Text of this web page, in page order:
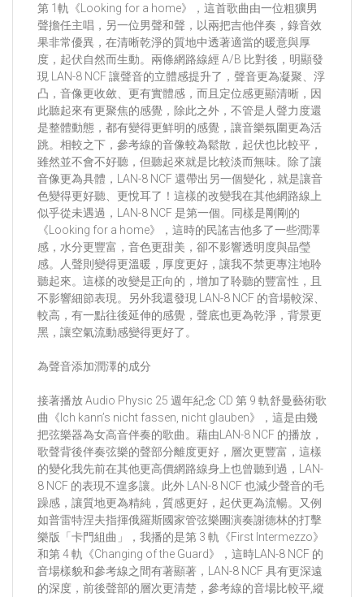
第 1軌《Looking for a home》，這首歌曲由一位粗獷男
聲擔任主唱，另一位男聲和聲，以兩把吉他伴奏，錄音效
果非常優異，在清晰乾淨的質地中透著適當的暖意與厚
度，起伏自然而生動。兩條網路線經 A/B 比對後，明顯發
現 LAN-8 NCF 讓聲音的立體感提升了，聲音更為凝聚、浮
凸，音像更收斂、更有實體感，而且定位感更顯清晰，因
此聽起來有更聚焦的感覺，除此之外，不管是人聲力度還
是整體動態，都有變得更鮮明的感覺，讓音樂氛圍更為活
跳。相較之下，參考線的音像較為鬆散，起伏也比較平，
雖然並不會不好聽，但聽起來就是比較淡而無味。除了讓
音像更為具體，LAN-8 NCF 還帶出另一個變化，就是讓音
色變得更好聽、更悅耳了！這樣的改變我在其他網路線上
似乎從未遇過，LAN-8 NCF 是第一個。同樣是剛剛的
《Looking for a home》，這時的民謠吉他多了一些潤澤
感，水分更豐富，音色更甜美，卻不影響透明度與晶瑩
感。人聲則變得更溫暖，厚度更好，讓我不禁更專注地聆
聽起來。這樣的改變是正向的，增加了聆聽的豐富性，且
不影響細節表現。另外我還發現 LAN-8 NCF 的音場較深、
較高，有一點往後延伸的感覺，聲底也更為乾淨，背景更
黑，讓空氣流動感變得更好了。
為聲音添加潤澤的成分
接著播放 Audio Physic 25 週年紀念 CD 第 9 軌舒曼藝術歌
曲《Ich kann’s nicht fassen, nicht glauben》，這是由幾
把弦樂器為女高音伴奏的歌曲。藉由LAN-8 NCF 的播放，
歌聲背後伴奏弦樂的聲部分離度更好，層次更豐富，這樣
的變化我先前在其他更高價網路線身上也曾聽到過，LAN-
8 NCF 的表現不遑多讓。此外 LAN-8 NCF 也減少聲音的毛
躁感，讓質地更為精純，質感更好，起伏更為流暢。又例
如普雷特涅夫指揮俄羅斯國家管弦樂團演奏謝德林的打擊
樂版「卡門組曲」，我播的是第 3 軌《First Intermezzo》
和第 4 軌《Changing of the Guard》，這時LAN-8 NCF 的
音場樣貌和參考線之間有著顯著，LAN-8 NCF 具有更深遠
的深度，前後聲部的層次更清楚，參考線的音場比較平,縱